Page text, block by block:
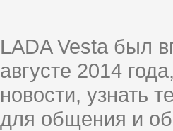
LADA Vesta был
августе 2014
новости, узнать
для общения и